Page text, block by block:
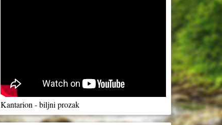
Kantarion - biljni prozak